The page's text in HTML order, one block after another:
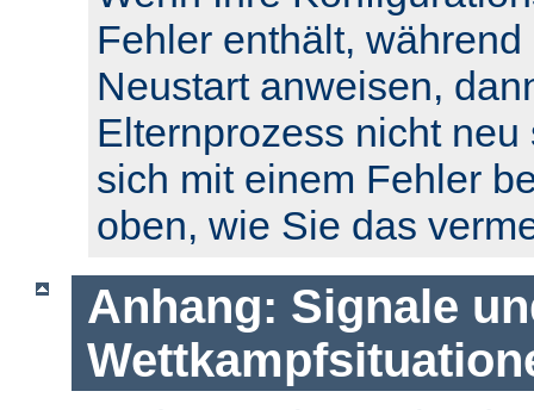
Fehler enthält,
Neustart anweisen,
Elternprozess nicht
sich mit einem Fehler
oben, wie Sie das
Anhang: Signale